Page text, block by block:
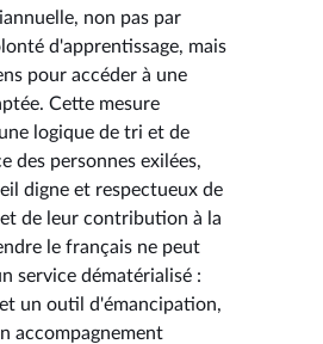
non pas par
d'apprentissage, mais
pour accéder à une
Cette mesure
logique de tri et de
des personnes exilées,
digne et respectueux de
de leur contribution à la
le français ne peut
service dématérialisé :
un outil d'émancipation,
accompagnement